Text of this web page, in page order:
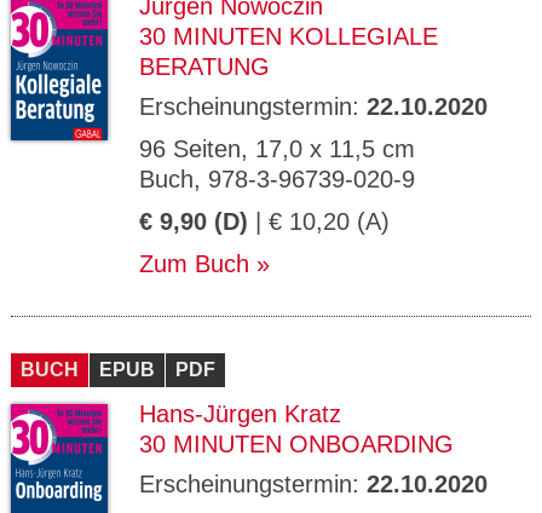
Jürgen Nowoczin
30 MINUTEN KOLLEGIALE
BERATUNG
Erscheinungstermin: 22.10.2020
96 Seiten, 17,0 x 11,5 cm
Buch, 978-3-96739-020-9
€ 9,90 (D) | € 10,20 (A)
Zum Buch
BUCH EPUB PDF
Hans-Jürgen Kratz
30 MINUTEN ONBOARDING
Erscheinungstermin: 22.10.2020